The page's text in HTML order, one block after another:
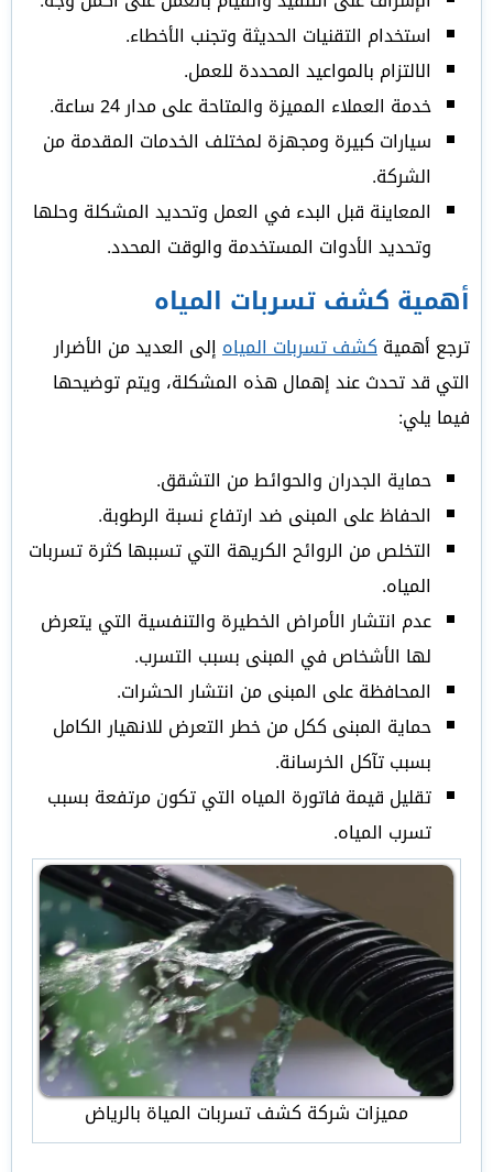
استخدام التقنيات الحديثة وتجنب الأخطاء.
الالتزام بالمواعيد المحددة للعمل.
خدمة العملاء المميزة والمتاحة على مدار 24 ساعة.
سيارات كبيرة ومجهزة لمختلف الخدمات المقدمة من
الشركة.
المعاينة قبل البدء في العمل وتحديد المشكلة وحلها
وتحديد الأدوات المستخدمة والوقت المحدد.
أهمية كشف تسربات المياه
ترجع أهميةكشف تسربات المياهإلى العديد من الأضرار
التي قد تحدث عند إهمال هذه المشكلة، ويتم توضيحها
فيما يلي:
حماية الجدران والحوائط من التشقق.
الحفاظ على المبنى ضد ارتفاع نسبة الرطوبة.
التخلص من الروائح الكريهة التي تسببها كثرة تسربات
المياه.
عدم انتشار الأمراض الخطيرة والتنفسية التي يتعرض
لها الأشخاص في المبنى بسبب التسرب.
المحافظة على المبنى من انتشار الحشرات.
حماية المبنى ككل من خطر التعرض للانهيار الكامل
بسبب تآكل الخرسانة.
تقليل قيمة فاتورة المياه التي تكون مرتفعة بسبب
تسرب المياه.
مميزات شركة كشف تسربات المياة بالرياض